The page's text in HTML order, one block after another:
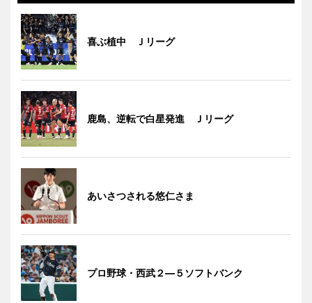
喜ぶ植中 Ｊリーグ
鹿島、逆転で白星発進 Ｊリーグ
あいさつされる悠仁さま
プロ野球・西武２―５ソフトバンク